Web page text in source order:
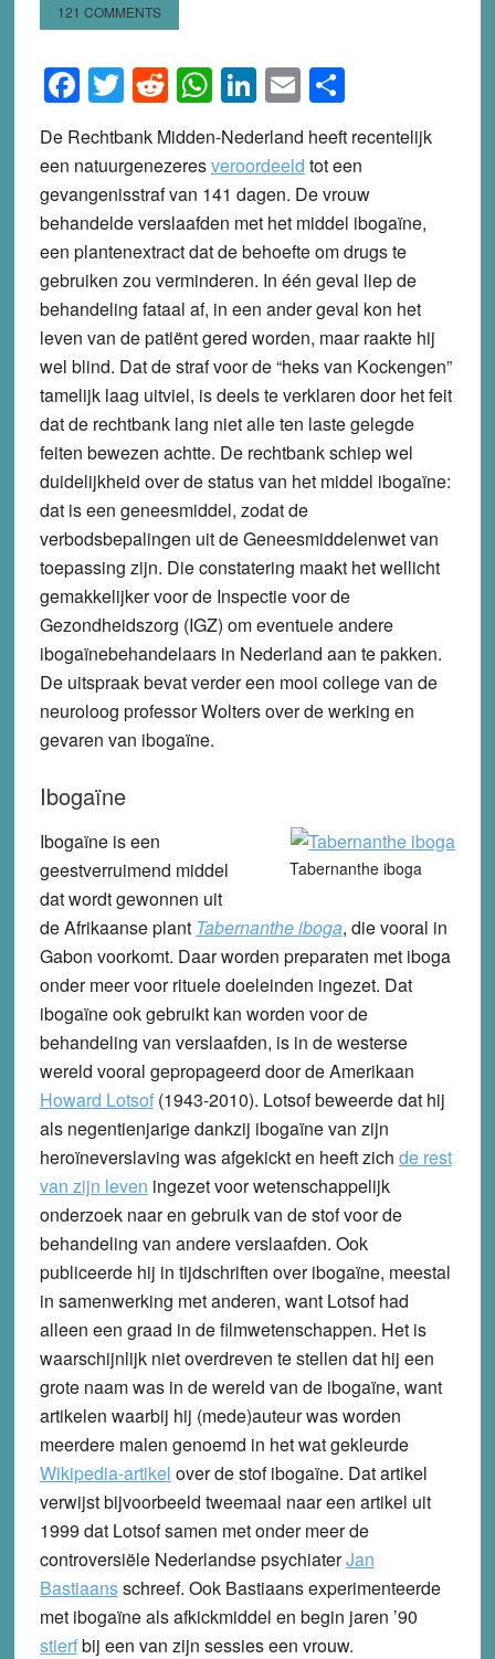
121 COMMENTS
Facebook
Twitter
Reddit
WhatsApp
LinkedIn
EmailShare
De Rechtbank Midden-Nederland heeft recentelijk
een natuurgenezeresveroordeeld tot een
gevangenisstraf van 141 dagen. De vrouw
behandelde verslaafden met het middel ibogaïne,
een plantenextract dat de behoefte om drugs te
gebruiken zou verminderen. In één geval liep de
behandeling fataal af, in een ander geval kon het
leven van de patiënt gered worden, maar raakte hij
wel blind. Dat de straf voor de “heks van Kockengen”
tamelijk laag uitviel, is deels te verklaren door het feit
dat de rechtbank lang niet alle ten laste gelegde
feiten bewezen achtte. De rechtbank schiep wel
duidelijkheid over de status van het middel ibogaïne:
dat is een geneesmiddel, zodat de
verbodsbepalingen uit de Geneesmiddelenwet van
toepassing zijn. Die constatering maakt het wellicht
gemakkelijker voor de Inspectie voor de
Gezondheidszorg (IGZ) om eventuele andere
ibogaïnebehandelaars in Nederland aan te pakken.
De uitspraak bevat verder een mooi college van de
neuroloog professor Wolters over de werking en
gevaren van ibogaïne.
Ibogaïne
Tabernanthe iboga
Ibogaïne is een
geestverruimend middel
dat wordt gewonnen uit
de Afrikaanse plant Tabernanthe iboga, die vooral in
Gabon voorkomt. Daar worden preparaten met iboga
onder meer voor rituele doeleinden ingezet. Dat
ibogaïne ook gebruikt kan worden voor de
behandeling van verslaafden, is in de westerse
wereld vooral gepropageerd door de Amerikaan
Howard Lotsof(1943-2010). Lotsof beweerde dat hij
als negentienjarige dankzij ibogaïne van zijn
heroïneverslaving was afgekickt en heeft zich de rest
van zijn leven ingezet voor wetenschappelijk
onderzoek naar en gebruik van de stof voor de
behandeling van andere verslaafden. Ook
publiceerde hij in tijdschriften over ibogaïne, meestal
in samenwerking met anderen, want Lotsof had
alleen een graad in de filmwetenschappen. Het is
waarschijnlijk niet overdreven te stellen dat hij een
grote naam was in de wereld van de ibogaïne, want
artikelen waarbij hij (mede)auteur was worden
meerdere malen genoemd in het wat gekleurde
Wikipedia-artikel over de stof ibogaïne. Dat artikel
verwijst bijvoorbeeld tweemaal naar een artikel uit
1999 dat Lotsof samen met onder meer de
controversiële Nederlandse psychiaterJan
Bastiaansschreef. Ook Bastiaans experimenteerde
met ibogaïne als afkickmiddel en begin jaren ’90
stierfbij een van zijn sessies een vrouw.